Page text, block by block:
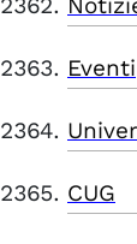
Eventi
CUG